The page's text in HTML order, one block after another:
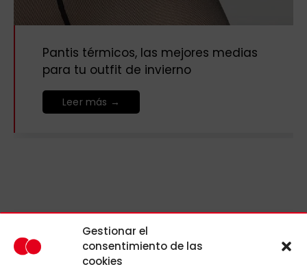
Gestionar el
consentimiento de las
cookies
Pantis térmicos, las mejores medias
para tu outfit de invierno
Leer más →
© Copyright Ciudad de Barbate, S.L.U. Todos los derechos
reservados, a excepción de aquellos derechos propiedad de
las marcas aquí mostradas.